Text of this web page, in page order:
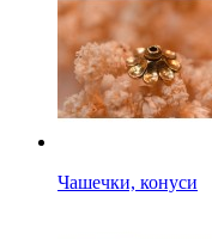
Чашечки, конуси